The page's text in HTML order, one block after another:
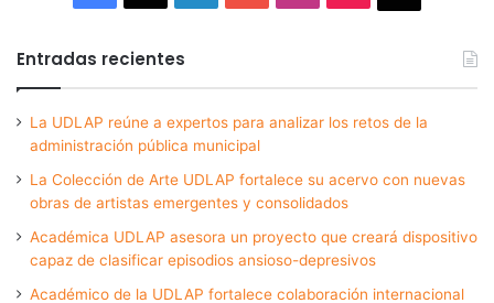
Entradas recientes
La UDLAP reúne a expertos para analizar los retos de la
administración pública municipal
La Colección de Arte UDLAP fortalece su acervo con nuevas
obras de artistas emergentes y consolidados
Académica UDLAP asesora un proyecto que creará dispositivo
capaz de clasificar episodios ansioso-depresivos
Académico de la UDLAP fortalece colaboración internacional